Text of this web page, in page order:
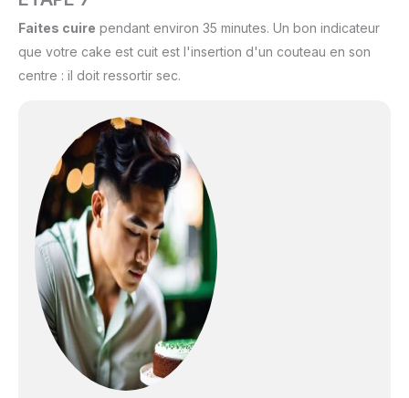
Faites cuire pendant environ 35 minutes. Un bon indicateur
que votre cake est cuit est l'insertion d'un couteau en son
centre : il doit ressortir sec.